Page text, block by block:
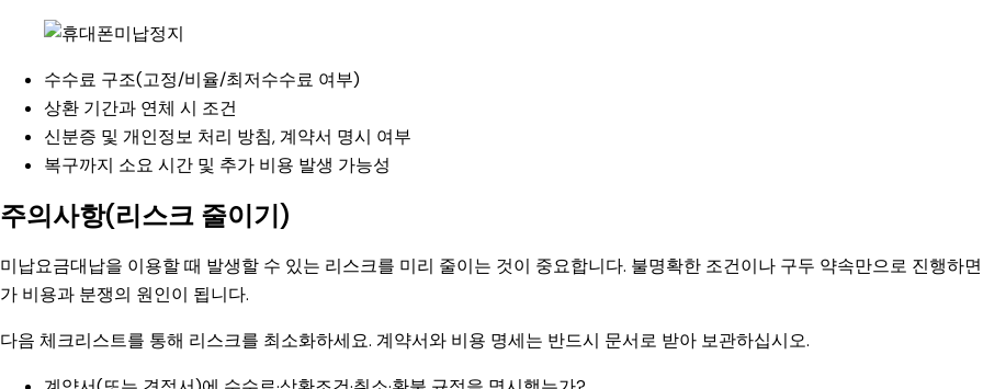
수수료 구조(고정/비율/최저수수료 여부)
상환 기간과 연체 시 조건
신분증 및 개인정보 처리 방침, 계약서 명시 여부
복구까지 소요 시간 및 추가 비용 발생 가능성
주의사항(리스크 줄이기)
미납요금대납을 이용할 때 발생할 수 있는 리스크를 미리 줄이는 것이 중요합니다. 불명확한 조건이나 구두 약속만으로 진행하
가 비용과 분쟁의 원인이 됩니다.
다음 체크리스트를 통해 리스크를 최소화하세요. 계약서와 비용 명세는 반드시 문서로 받아 보관하십시오.